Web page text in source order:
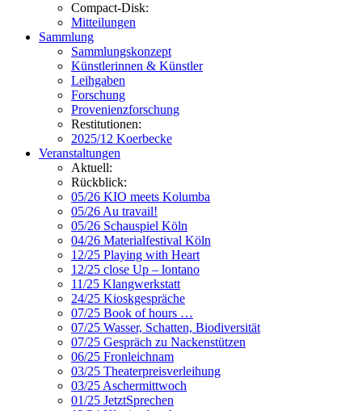
Compact-Disk:
Mitteilungen
Sammlung
Sammlungskonzept
Künstlerinnen & Künstler
Leihgaben
Forschung
Provenienzforschung
Restitutionen:
2025/12 Koerbecke
Veranstaltungen
Aktuell:
Rückblick:
05/26 KIO meets Kolumba
05/26 Au travail!
05/26 Schauspiel Köln
04/26 Materialfestival Köln
12/25 Playing with Heart
12/25 close Up – lontano
11/25 Klangwerkstatt
24/25 Kioskgespräche
07/25 Book of hours …
07/25 Wasser, Schatten, Biodiversität
07/25 Gespräch zu Nackenstützen
06/25 Fronleichnam
03/25 Theaterpreisverleihung
03/25 Aschermittwoch
01/25 JetztSprechen